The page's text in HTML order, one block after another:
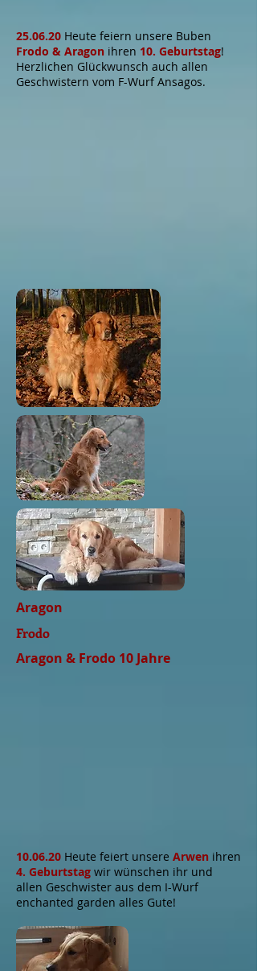
25.06.20 Heute feiern unsere Buben
Frodo & Aragon ihren 10. Geburtstag!
Herzlichen Glückwunsch auch allen
Geschwistern vom F-Wurf Ansagos.
Aragon
Frodo
Aragon & Frodo 10 Jahre
10.06.20 Heute feiert unsere Arwen ihren
4. Geburtstag wir wünschen ihr und
allen Geschwister aus dem I-Wurf
enchanted garden alles Gute!